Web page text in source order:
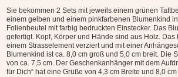
Sie bekommen 2 Sets mit jeweils einem grünen
einem gelben und einem pinkfarbenen Blumenkind
Folienbeutel mit farbig bedruckten Einstecker. Das
gefertigt. Kopf, Körper und Hände sind aus Holz. Das
einem Strasselement verziert und mit einer
Blumenkind ist ca. 8,0 cm groß und 5,0 cm breit. Die
von ca. 7,5 cm. Der Geschenkanhänger mit dem
für Dich“ hat eine Grüße von 4,3 cm Breite und 8,0